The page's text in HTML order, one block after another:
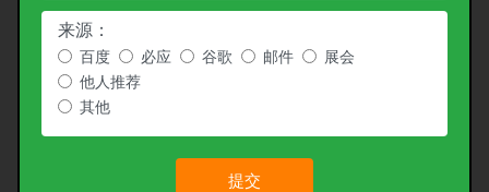
来源：
百度 必应 谷歌 邮件
展会
他人推荐
其他
提交